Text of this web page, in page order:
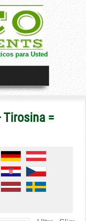
para Usted
=